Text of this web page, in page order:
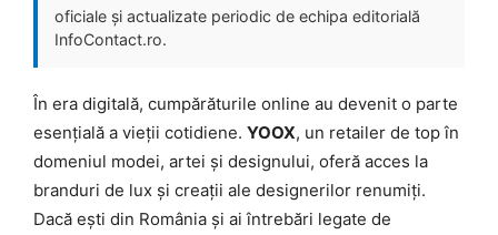
oficiale și actualizate periodic de echipa editorială
InfoContact.ro.
În era digitală, cumpărăturile online au devenit o parte
esențială a vieții cotidiene. YOOX, un retailer de top în
domeniul modei, artei și designului, oferă acces la
branduri de lux și creații ale designerilor renumiți.
Dacă ești din România și ai întrebări legate de